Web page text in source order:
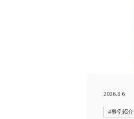
2026.8.6
#事例紹介